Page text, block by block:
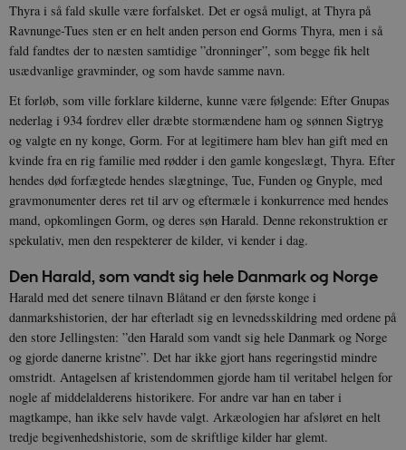
Thyra i så fald skulle være forfalsket. Det er også muligt, at Thyra på
Ravnunge-Tues sten er en helt anden person end Gorms Thyra, men i så
fald fandtes der to næsten samtidige ”dronninger”, som begge fik helt
usædvanlige gravminder, og som havde samme navn.
Et forløb, som ville forklare kilderne, kunne være følgende: Efter Gnupas
nederlag i 934 fordrev eller dræbte stormændene ham og sønnen Sigtryg
og valgte en ny konge, Gorm. For at legitimere ham blev han gift med en
kvinde fra en rig familie med rødder i den gamle kongeslægt, Thyra. Efter
hendes død forfægtede hendes slægtninge, Tue, Funden og Gnyple, med
gravmonumenter deres ret til arv og eftermæle i konkurrence med hendes
mand, opkomlingen Gorm, og deres søn Harald. Denne rekonstruktion er
spekulativ, men den respekterer de kilder, vi kender i dag.
Den Harald, som vandt sig hele Danmark og Norge
Harald med det senere tilnavn Blåtand er den første konge i
danmarkshistorien, der har efterladt sig en levnedsskildring med ordene på
den store Jellingsten: ”den Harald som vandt sig hele Danmark og Norge
og gjorde danerne kristne”. Det har ikke gjort hans regeringstid mindre
omstridt. Antagelsen af kristendommen gjorde ham til veritabel helgen for
nogle af middelalderens historikere. For andre var han en taber i
magtkampe, han ikke selv havde valgt. Arkæologien har afsløret en helt
tredje begivenhedshistorie, som de skriftlige kilder har glemt.
CookieScriptConsent
CookieScript
danmarkshistorien.dk
1 år
__cf_bm
Cloudflare Inc.
.vimeo.com
30